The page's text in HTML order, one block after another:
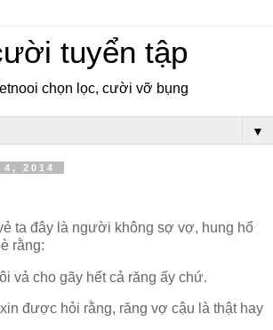
tuyển tập
chọn lọc, cười vỡ bụng
▼
2014
ta đây là người không sợ vợ, hung hổ
rằng:
vả cho gãy hết cả răng ấy chứ.
được hỏi rằng, răng vợ cậu là thật hay